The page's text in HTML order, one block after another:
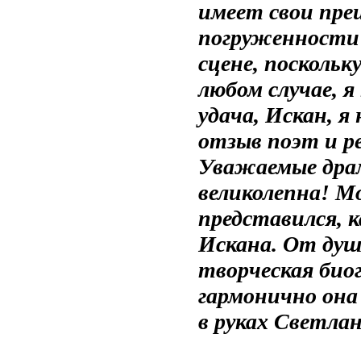
имеет свои
сцене,
любом случае,
удача, Искан, я
отзыв поэт и
Уважаемые
великолепна!
представился,
Искана. От
творческая
гармонично
в руках